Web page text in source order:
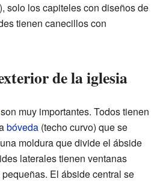
solo los capiteles con diseños de
tienen canecillos con
de la iglesia
son muy importantes. Todos tienen
bóveda (techo curvo) que se
moldura que divide el ábside
laterales tienen ventanas
El ábside central se